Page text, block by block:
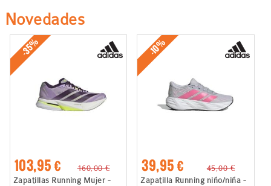
Novedades
-35%
103,95 €
160,00 €
Zapatillas Running Mujer -
-10%
39,95 €
45,00 €
Zapatilla Running niño/niña -